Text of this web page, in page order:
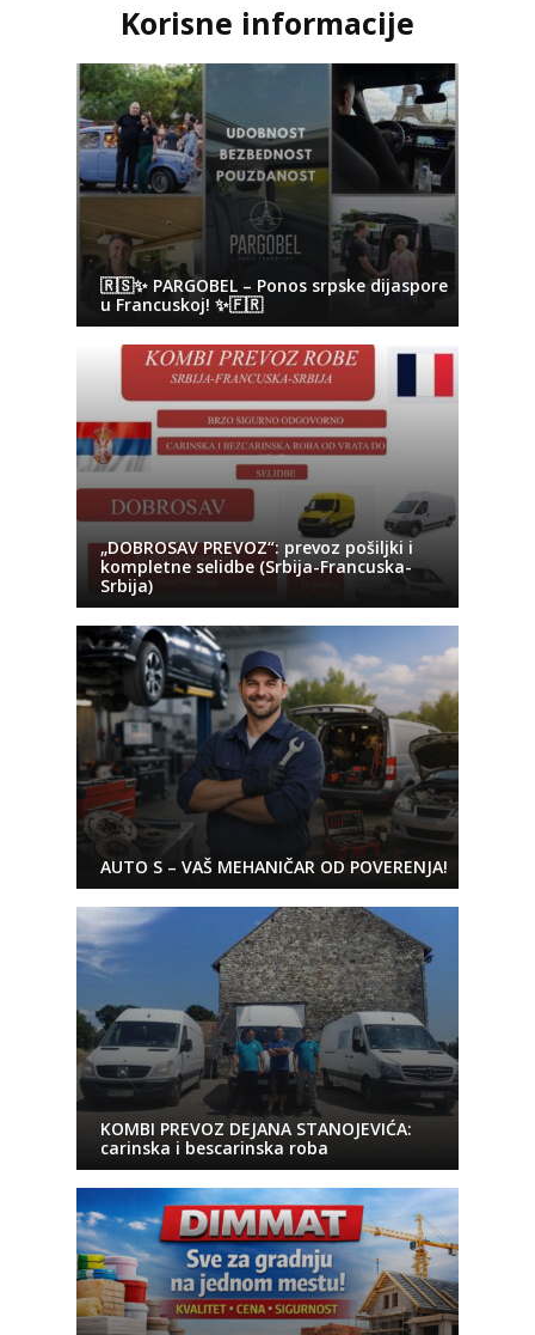
Korisne informacije
🇷🇸✨ PARGOBEL – Ponos srpske dijaspore
u Francuskoj! ✨🇫🇷
„DOBROSAV PREVOZ“: prevoz pošiljki i
kompletne selidbe (Srbija-Francuska-
Srbija)
AUTO S – VAŠ MEHANIČAR OD POVERENJA!
KOMBI PREVOZ DEJANA STANOJEVIĆA:
carinska i bescarinska roba